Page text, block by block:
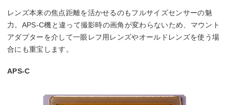
レンズ本来の焦点距離を活かせるのもフルサイズセンサーの魅
力。APS-C機と違って撮影時の画角が変わらないため、マウント
アダプターを介して一眼レフ用レンズやオールドレンズを使う場
合にも重宝します。
APS-C